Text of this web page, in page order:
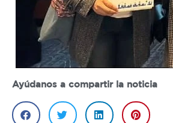
Ayúdanos a compartir la noticia